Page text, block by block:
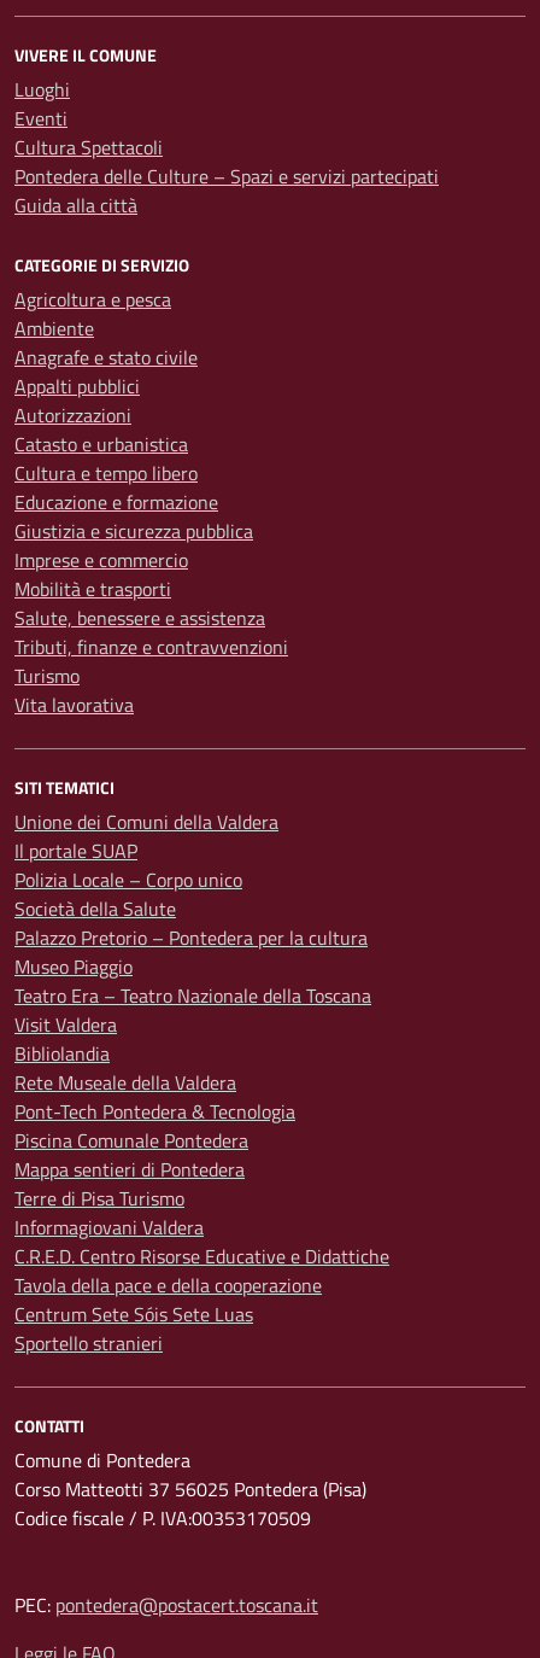
VIVERE IL COMUNE
Luoghi
Eventi
Cultura Spettacoli
Pontedera delle Culture – Spazi e servizi partecipati
Guida alla città
CATEGORIE DI SERVIZIO
Agricoltura e pesca
Ambiente
Anagrafe e stato civile
Appalti pubblici
Autorizzazioni
Catasto e urbanistica
Cultura e tempo libero
Educazione e formazione
Giustizia e sicurezza pubblica
Imprese e commercio
Mobilità e trasporti
Salute, benessere e assistenza
Tributi, finanze e contravvenzioni
Turismo
Vita lavorativa
SITI TEMATICI
Unione dei Comuni della Valdera
Il portale SUAP
Polizia Locale – Corpo unico
Società della Salute
Palazzo Pretorio – Pontedera per la cultura
Museo Piaggio
Teatro Era – Teatro Nazionale della Toscana
Visit Valdera
Bibliolandia
Rete Museale della Valdera
Pont-Tech Pontedera & Tecnologia
Piscina Comunale Pontedera
Mappa sentieri di Pontedera
Terre di Pisa Turismo
Informagiovani Valdera
C.R.E.D. Centro Risorse Educative e Didattiche
Tavola della pace e della cooperazione
Centrum Sete Sóis Sete Luas
Sportello stranieri
CONTATTI
Comune di Pontedera
Corso Matteotti 37 56025 Pontedera (Pisa)
Codice fiscale / P. IVA:00353170509
PEC: pontedera@postacert.toscana.it